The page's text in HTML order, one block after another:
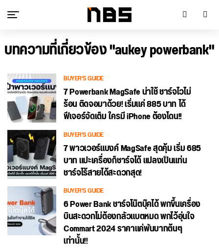
บทความที่เกี่ยวข้อง "aukey powerbank"
BUYER'S GUIDE
7 Powerbank MagSafe น่าใช้ ชาร์จไวไม่
ร้อน ติดจอมาด้วย! เริ่มแค่ 885 บาท ได้
ฟีเจอร์จัดเต็ม ใครมี iPhone ต้องโดน!!
BUYER'S GUIDE
7 พาวเวอร์แบงค์ MagSafe สุดคุ้ม เริ่ม 685
บาท แปะเครื่องก็ชาร์จได้ แปลงเป็นแท่น
ชาร์จไร้สายได้สะดวกสุด!
BUYER'S GUIDE
6 Power Bank ชาร์จโน๊ตบุ๊คได้ พกขึ้นเครื่อง
บินสะดวกไม่ต้องกลัวแบตหมด พกไว้อุ่นใจ
Commart 2024 ราคาแค่พันบาทต้นๆ
เท่านั้น!!